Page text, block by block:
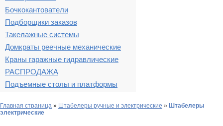
Бочкокантователи
Подборщики заказов
Такелажные системы
Домкраты реечные механические
Краны гаражные гидравлические
РАСПРОДАЖА
Подъемные столы и платформы
Главная страница » Штабелеры ручные и электрические » Штабелеры
электрические